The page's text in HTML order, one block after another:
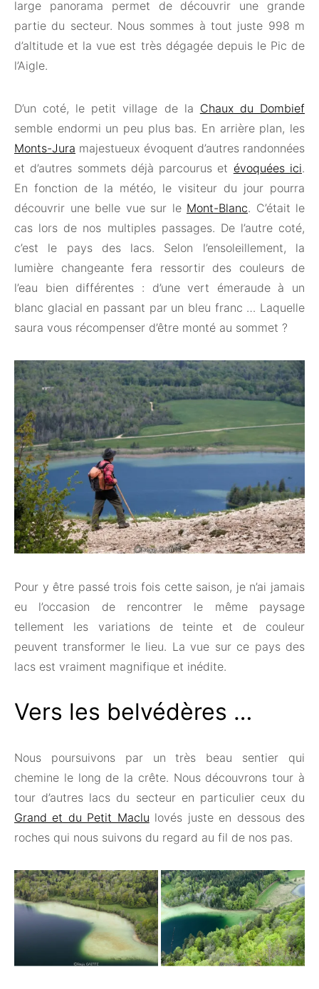
large panorama permet de découvrir une grande
partie du secteur. Nous sommes à tout juste 998 m
d’altitude et la vue est très dégagée depuis le Pic de
l’Aigle.
D’un coté, le petit village de la Chaux du Dombief
semble endormi un peu plus bas. En arrière plan, les
Monts-Jura majestueux évoquent d’autres randonnées
et d’autres sommets déjà parcourus et évoquées ici.
En fonction de la météo, le visiteur du jour pourra
découvrir une belle vue sur le Mont-Blanc. C’était le
cas lors de nos multiples passages. De l’autre coté,
c’est le pays des lacs. Selon l’ensoleillement, la
lumière changeante fera ressortir des couleurs de
l’eau bien différentes : d’une vert émeraude à un
blanc glacial en passant par un bleu franc … Laquelle
saura vous récompenser d’être monté au sommet ?
Pour y être passé trois fois cette saison, je n’ai jamais
eu l’occasion de rencontrer le même paysage
tellement les variations de teinte et de couleur
peuvent transformer le lieu. La vue sur ce pays des
lacs est vraiment magnifique et inédite.
Vers les belvédères …
Nous poursuivons par un très beau sentier qui
chemine le long de la crête. Nous découvrons tour à
tour d’autres lacs du secteur en particulier ceux du
Grand et du Petit Maclu lovés juste en dessous des
roches qui nous suivons du regard au fil de nos pas.